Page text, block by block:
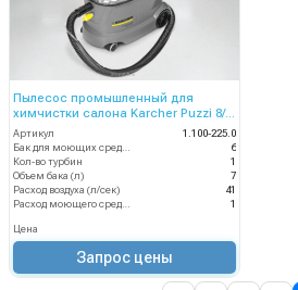
Пылесос промышленный для
химчистки салона Karcher Puzzi 8/1
C
Артикул
1.100-225.0
Бак для моющих средств
6
Кол-во турбин
1
Объем бака (л)
7
Расход воздуха (л/сек)
41
Расход моющего средства
1
Цена
Запрос цены